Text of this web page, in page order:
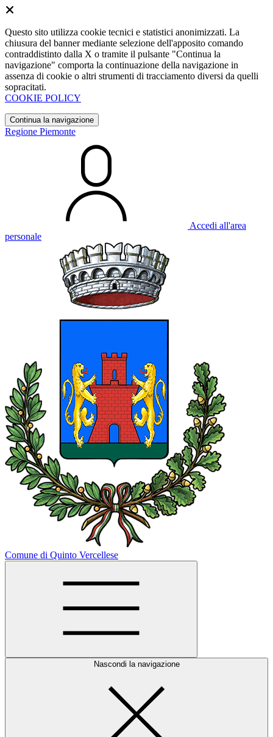
Questo sito utilizza cookie tecnici e statistici anonimizzati. La
chiusura del banner mediante selezione dell'apposito comando
contraddistinto dalla X o tramite il pulsante "Continua la
navigazione" comporta la continuazione della navigazione in
assenza di cookie o altri strumenti di tracciamento diversi da quelli
sopracitati.
COOKIE POLICY
Continua la navigazione
Regione Piemonte
Accedi all'area
personale
Comune di Quinto Vercellese
Nascondi la navigazione